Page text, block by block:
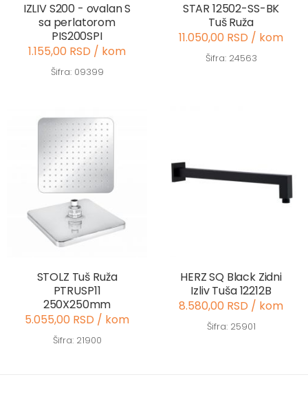
IZLIV S200 - ovalan S
sa perlatorom
PIS200SPI
1.155,00 RSD / kom
Šifra: 09399
STAR 12502-SS-BK
Tuš Ruža
11.050,00 RSD / kom
Šifra: 24563
STOLZ Tuš Ruža
PTRUSP11
250X250mm
5.055,00 RSD / kom
Šifra: 21900
HERZ SQ Black Zidni
Izliv Tuša 12212B
8.580,00 RSD / kom
Šifra: 25901